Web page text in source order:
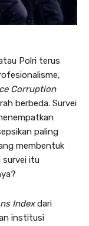
Polri terus
Corruption
berbeda. Survei
paling
membentuk
survei itu
Indexdari
institusi